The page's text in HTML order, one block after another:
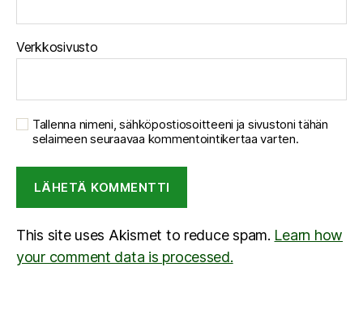
Verkkosivusto
Tallenna nimeni, sähköpostiosoitteeni ja sivustoni tähän
selaimeen seuraavaa kommentointikertaa varten.
This site uses Akismet to reduce spam. Learn how
your comment data is processed.